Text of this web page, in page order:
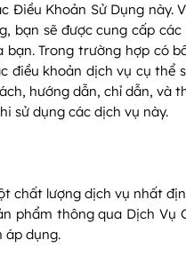
Khoản Sử Dụng này.
bạn sẽ được cung cấp các
bạn. Trong trường hợp có
điều khoản dịch vụ cụ thể
hướng dẫn, chỉ dẫn, và
sử dụng các dịch vụ này.
chất lượng dịch vụ nhất
phẩm thông qua Dịch Vụ
áp dụng.